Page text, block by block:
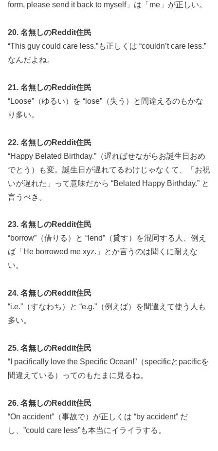
form, please send it back to myself」は「me」が正しい。
20. 名無しのReddit住民
“This guy could care less.”も正しくは “couldn’t care less.”
なんだよね。
21. 名無しのReddit住民
“Loose”（ゆるい）を “lose”（失う）と間違えるのもかな
り多い。
22. 名無しのReddit住民
“Happy Belated Birthday.”（遅ればせながらお誕生日おめ
でとう）も変。誕生日が遅れてるわけじゃなくて、「お祝
いが遅れた」って意味だから “Belated Happy Birthday.” と
言うべき。
23. 名無しのReddit住民
“borrow”（借りる）と “lend”（貸す）を混同する人、例え
ば「He borrowed me xyz.」とか言うのは聞くに耐えな
い。
24. 名無しのReddit住民
“i.e.”（すなわち）と “e.g.”（例えば）を間違えて使う人も
多い。
25. 名無しのReddit住民
“I pacifically love the Specific Ocean!”（specificとpacificを
間違えている）ってのもたまに見るね。
26. 名無しのReddit住民
“On accident”（事故で）が正しくは “by accident” だ
し、”could care less”も本当にイライラする。